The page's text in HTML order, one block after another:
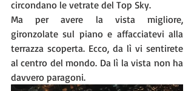
circondano le vetrate del Top Sky.
Ma per avere la vista migliore,
gironzolate sul piano e affacciatevi alla
terrazza scoperta. Ecco, da lì vi sentirete
al centro del mondo. Da lì la vista non ha
davvero paragoni.